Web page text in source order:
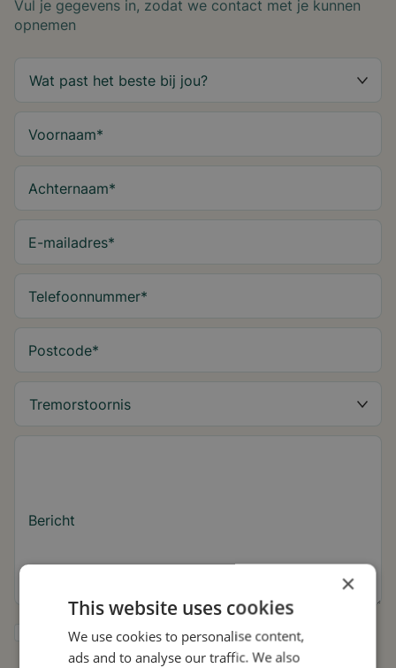
Vul je gegevens in, zodat we contact met je kunnen
opnemen
Voornaam*
Achternaam*
E-mailadres*
Telefoonnummer*
Postcode*
Bericht
Ja, ik wil tips over de tremor en updates
over Stil ontvangen.
×
This website uses cookies
We use cookies to personalise content,
ads and to analyse our traffic. We also